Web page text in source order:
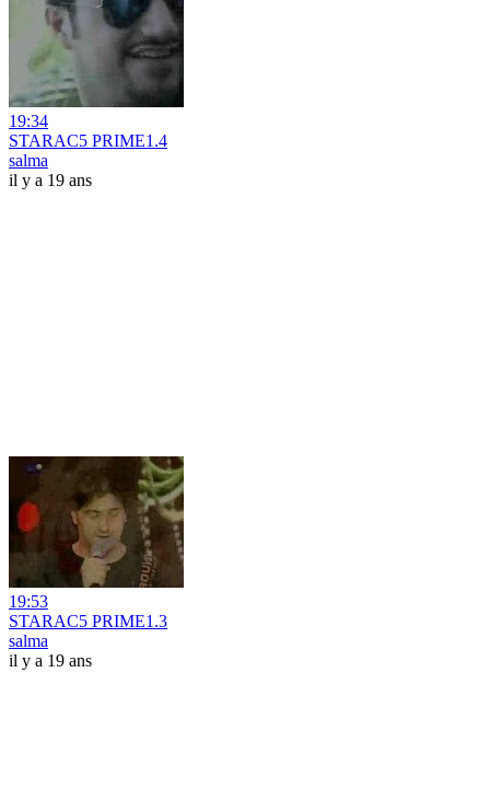
19:34
STARAC5 PRIME1.4
salma
il y a 19 ans
19:53
STARAC5 PRIME1.3
salma
il y a 19 ans